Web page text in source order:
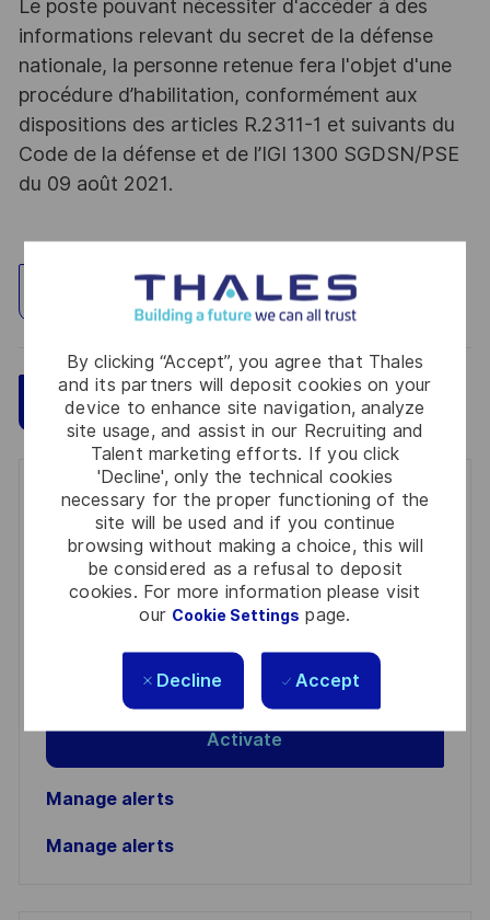
By clicking “Accept”, you agree that Thales
and its partners will deposit cookies on your
device to enhance site navigation, analyze
site usage, and assist in our Recruiting and
Talent marketing efforts. If you click
'Decline', only the technical cookies
necessary for the proper functioning of the
site will be used and if you continue
browsing without making a choice, this will
be considered as a refusal to deposit
cookies. For more information please visit
our Cookie Settings page.
Decline Accept
Le poste pouvant nécessiter d'accéder à des
informations relevant du secret de la défense
nationale, la personne retenue fera l'objet d'une
procédure d’habilitation, conformément aux
dispositions des articles R.2311-1 et suivants du
Code de la défense et de l’IGI 1300 SGDSN/PSE
du 09 août 2021.
Explore Location
Apply Now Save
Get notified for similar jobs
You'll receive updates once a week
Enter
Review and agree to the terms of processing
personal information
Activate
Manage alerts
Manage alerts